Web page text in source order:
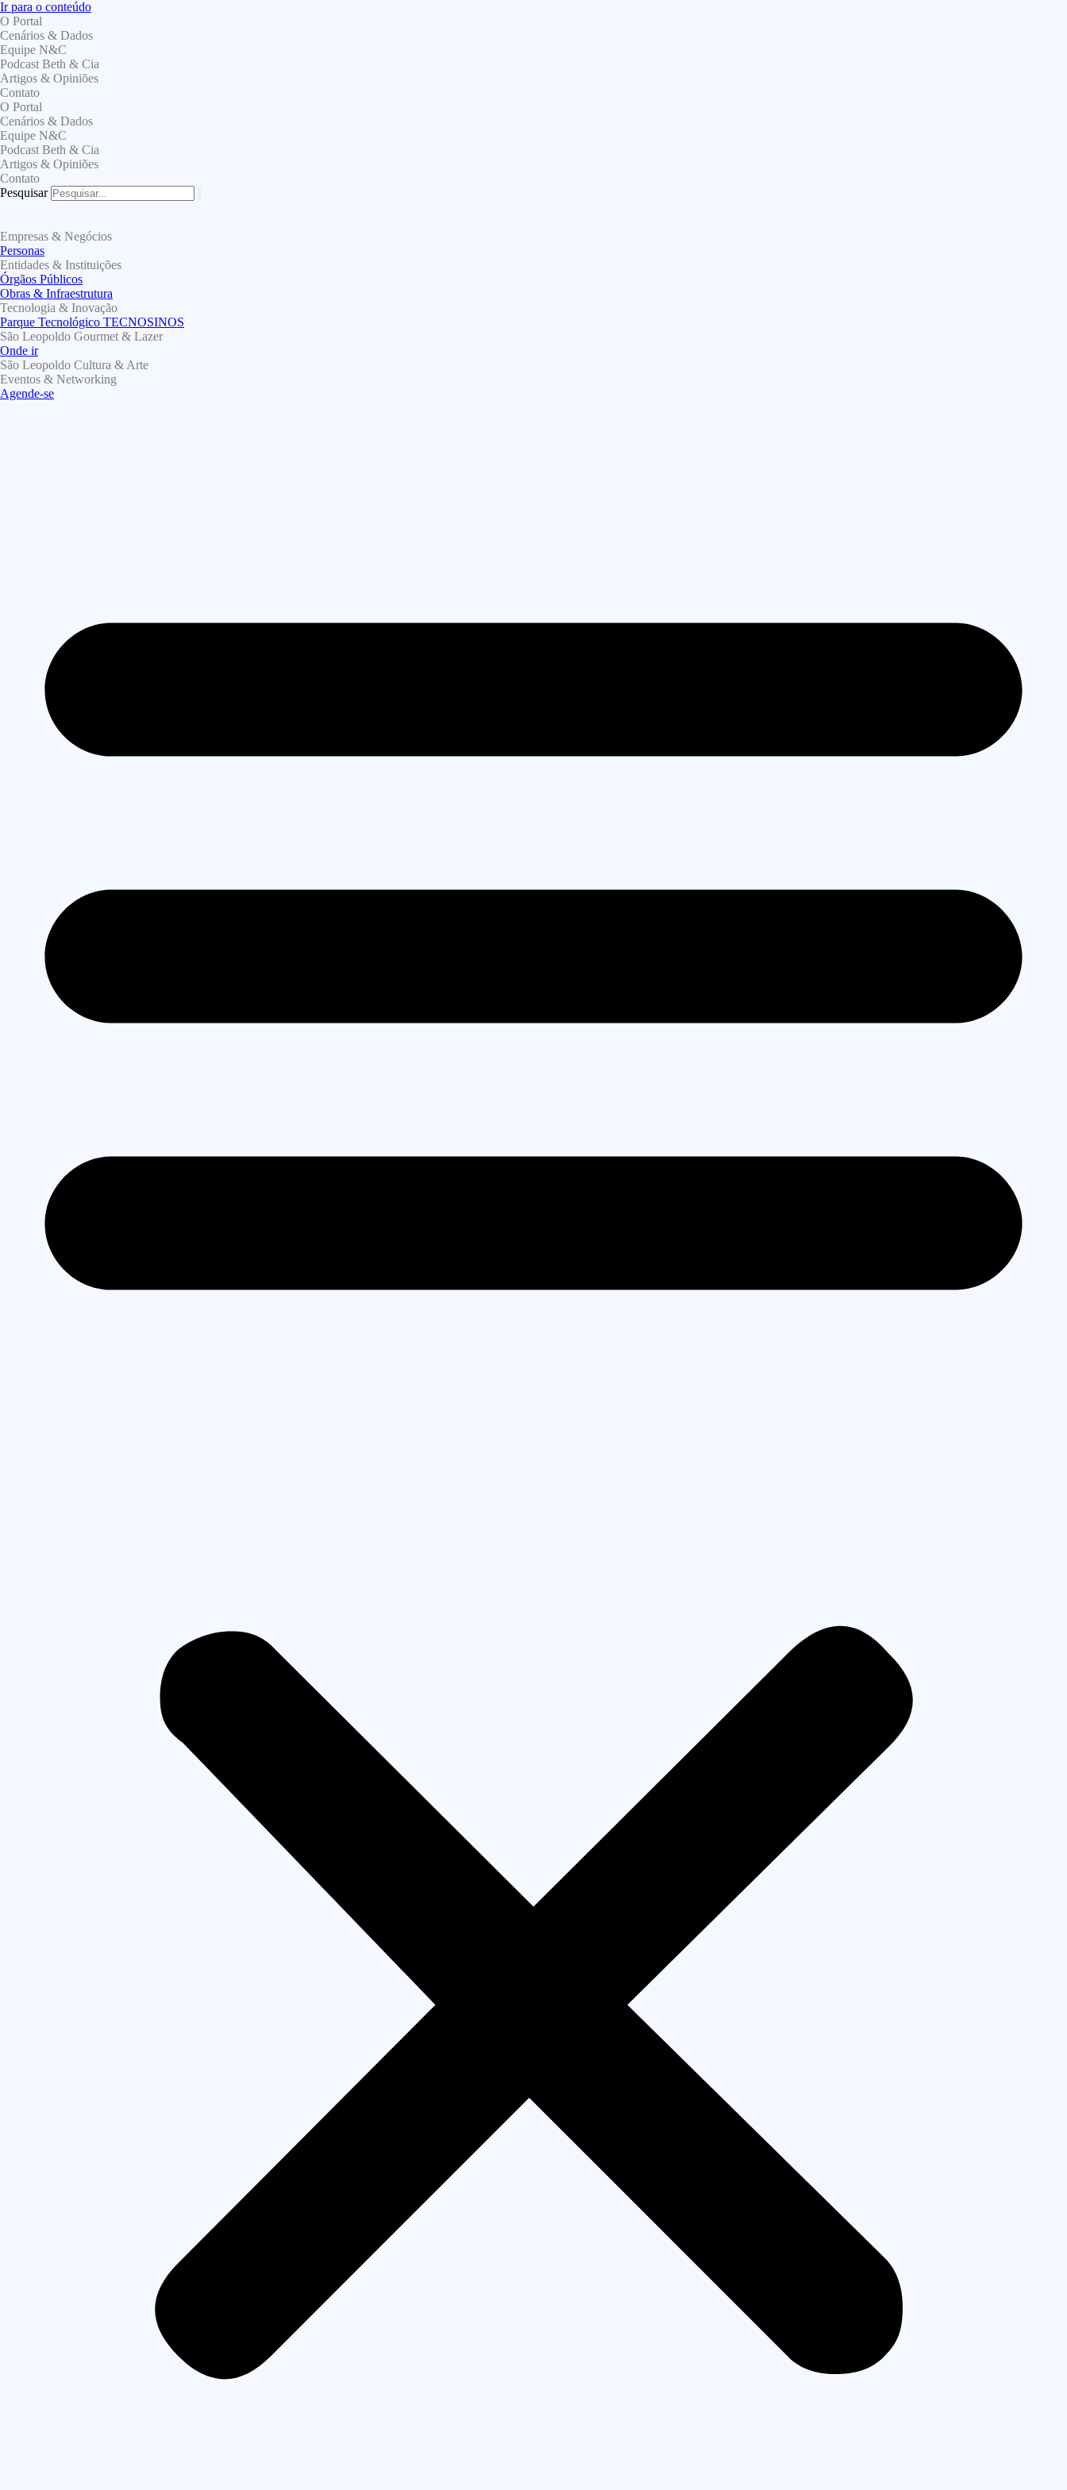
Ir para o conteúdo
O Portal
Cenários & Dados
Equipe N&C
Podcast Beth & Cia
Artigos & Opiniões
Contato
O Portal
Cenários & Dados
Equipe N&C
Podcast Beth & Cia
Artigos & Opiniões
Contato
Pesquisar
Empresas & Negócios
Personas
Entidades & Instituições
Órgãos Públicos
Obras & Infraestrutura
Tecnologia & Inovação
Parque Tecnológico TECNOSINOS
São Leopoldo Gourmet & Lazer
Onde ir
São Leopoldo Cultura & Arte
Eventos & Networking
Agende-se